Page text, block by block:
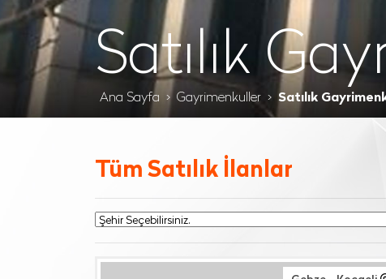
Satılık
Ana Sayfa Gayrimenkuller Satılık
Tüm Satılık İlanlar